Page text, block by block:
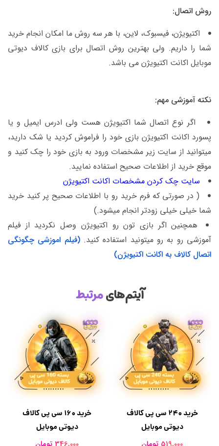
روش اتصال:
اکتیویژن، فیسبوک، لاین، با هر سه روش ما امکان انجام خرید
شما را داریم. ولی بهترین روش اتصال برای بازی کالاف دیوتی
موبایل اکانت اکتیویژن می باشد.
نکته آموزشی مهم:
اگر نوع اتصال شما اکتیویژن هست ولی ادرس ایمیل و یا
پسورد اکانت اکتیویژن بازی خود را فراموش کردید یا شک دارید،
میتوانید از سایت زیر مشخصات ورود به بازی خود را چک کنید و
موقع خرید از اطلاعات صحیح استفاده نمایید.
سایت چک کردن مشخصات اکانت اکتیویژن
( در صورتی که فرم خرید رو با اطلاعات صحیح پر کنید خرید
شما خیلی خیلی زودتر انجام میشود.)
همچنین اگر بازی تون رو اکتیویژن وصل نکردید از فیلم
آموزشی رو به رو میتونید استفاده کنید.(فیلم اموزشی چگونگی
اتصال کالاف به اکانت اکتیویژن)
آیتم‌هایمرتبط
خرید ۱۶۰ سی پی کالاف
دیوتی موبایل
خرید 240 سی پی کالاف
دیوتی موبایل